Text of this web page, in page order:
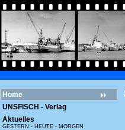
Home
UNSFISCH - Verlag
Aktuelles
GESTERN - HEUTE - MORGEN